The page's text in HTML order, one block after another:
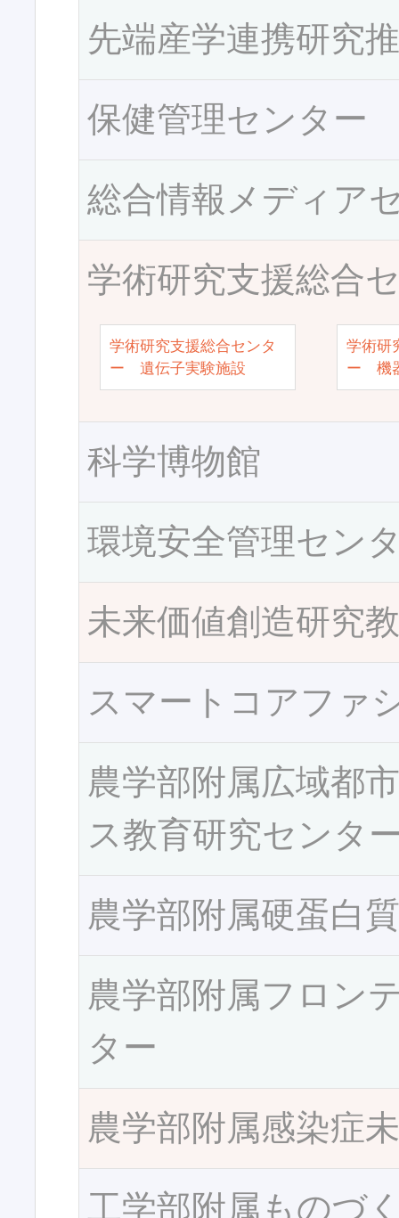
先端産学連携研究
保健管理センター
総合情報メディア
学術研究支援総合
学術研究支援総合センタ
ー 遺伝子実験施設
学術研
ー 機
科学博物館
環境安全管理セン
未来価値創造研究
スマートコアファ
農学部附属広域都
ス教育研究センタ
農学部附属硬蛋白
農学部附属フロン
ター
農学部附属感染症
工学部附属ものづ